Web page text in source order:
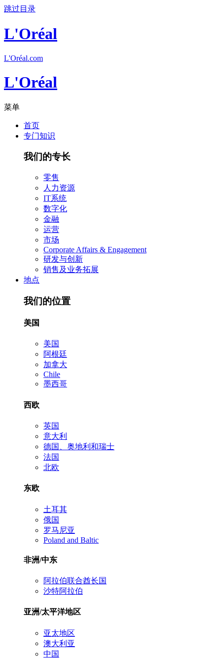
跳过目录
L'Oréal
L'Oréal.com
L'Oréal
菜单
首页
专门知识
我们的专长
零售
人力资源
IT系统
数字化
金融
运营
市场
Corporate Affairs & Engagement
研发与创新
销售及业务拓展
地点
我们的位置
美国
美国
阿根廷
加拿大
Chile
墨西哥
西欧
英国
意大利
德国、奥地利和瑞士
法国
北欧
东欧
土耳其
俄国
罗马尼亚
Poland and Baltic
非洲/中东
阿拉伯联合酋长国
沙特阿拉伯
亚洲/太平洋地区
亚太地区
澳大利亚
中国